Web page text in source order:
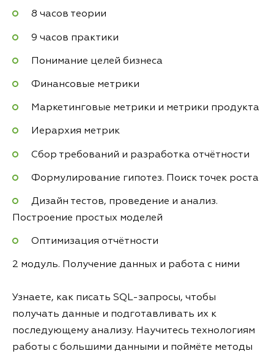
8 часов теории
9 часов практики
Понимание целей бизнеса
Финансовые метрики
Маркетинговые метрики и метрики продукта
Иерархия метрик
Сбор требований и разработка отчётности
Формулирование гипотез. Поиск точек роста
Дизайн тестов, проведение и анализ.
Построение простых моделей
Оптимизация отчётности
2 модуль. Получение данных и работа с ними
Узнаете, как писать SQL-запросы, чтобы
получать данные и подготавливать их к
последующему анализу. Научитесь технологиям
работы с большими данными и поймёте методы